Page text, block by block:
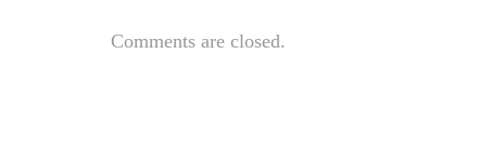
Comments are closed.